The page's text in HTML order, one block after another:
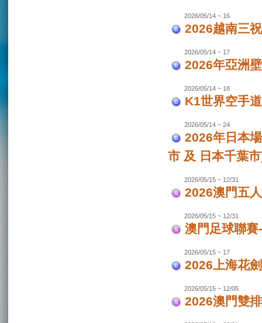
2026/05/14 ~ 16
2026越南三
2026/05/14 ~ 17
2026年亞洲
2026/05/14 ~ 18
K1世界空手
2026/05/14 ~ 24
2026年日本
市 及 日本千葉
2026/05/15 ~ 12/31
2026澳門五
2026/05/15 ~ 12/31
澳門足球聯
2026/05/15 ~ 17
2026上海花
2026/05/15 ~ 12/05
2026澳門雙